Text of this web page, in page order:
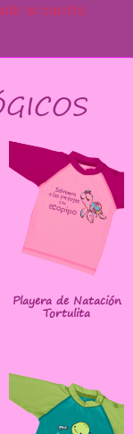
al carrito
Playera de Natación
Tortulita